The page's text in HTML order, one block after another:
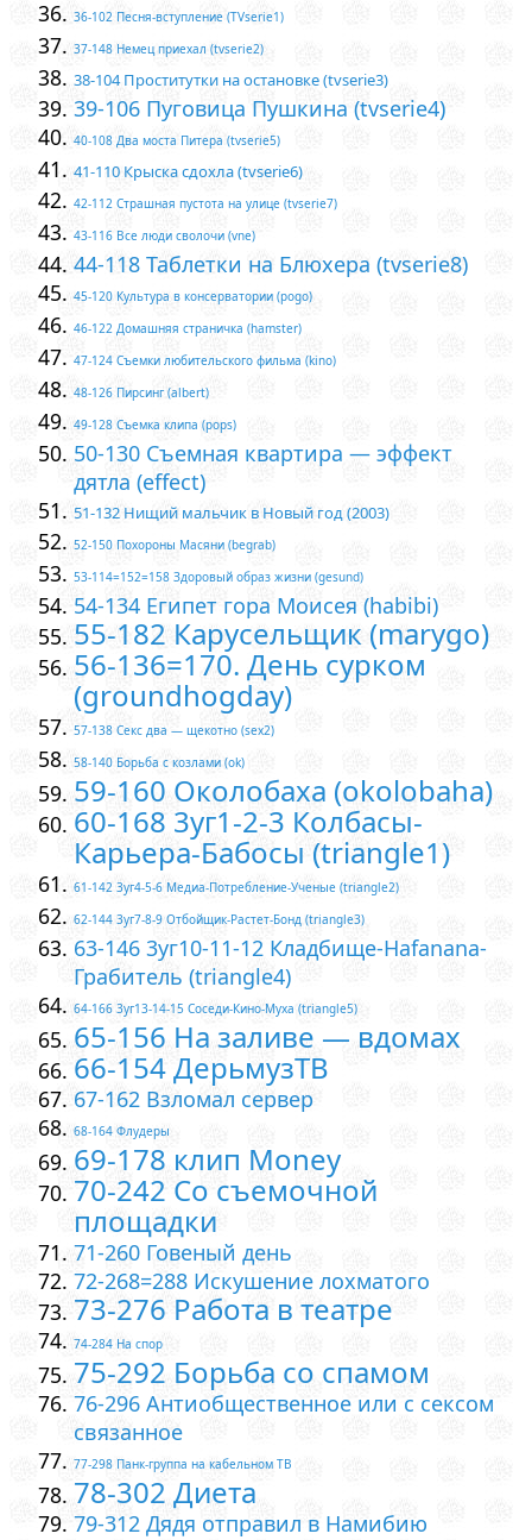
36-102 Песня-вступление (TVserie1)
37-148 Немец приехал (tvserie2)
38-104 Проститутки на остановке (tvserie3)
39-106 Пуговица Пушкина (tvserie4)
40-108 Два моста Питера (tvserie5)
41-110 Крыска сдохла (tvserie6)
42-112 Страшная пустота на улице (tvserie7)
43-116 Все люди сволочи (vne)
44-118 Таблетки на Блюхера (tvserie8)
45-120 Культура в консерватории (pogo)
46-122 Домашняя страничка (hamster)
47-124 Съемки любительского фильма (kino)
48-126 Пирсинг (albert)
49-128 Съемка клипа (pops)
50-130 Съемная квартира — эффект
дятла (effect)
51-132 Нищий мальчик в Новый год (2003)
52-150 Похороны Масяни (begrab)
53-114=152=158 Здоровый образ жизни (gesund)
54-134 Египет гора Моисея (habibi)
55-182 Карусельщик (marygo)
56-136=170. День сурком
(groundhogday)
57-138 Секс два — щекотно (sex2)
58-140 Борьба с козлами (ok)
59-160 Околобаха (okolobaha)
60-168 3уг1-2-3 Колбасы-
Карьера-Бабосы (triangle1)
61-142 3уг4-5-6 Медиа-Потребление-Ученые (triangle2)
62-144 3уг7-8-9 Отбойщик-Растет-Бонд (triangle3)
63-146 3уг10-11-12 Кладбище-Hafanana-
Грабитель (triangle4)
64-166 3уг13-14-15 Соседи-Кино-Муха (triangle5)
65-156 На заливе — вдомах
66-154 ДерьмузТВ
67-162 Взломал сервер
68-164 Флудеры
69-178 клип Money
70-242 Со съемочной
площадки
71-260 Говеный день
72-268=288 Искушение лохматого
73-276 Работа в театре
74-284 На спор
75-292 Борьба со спамом
76-296 Антиобщественное или с сексом
связанное
77-298 Панк-группа на кабельном ТВ
78-302 Диета
79-312 Дядя отправил в Намибию